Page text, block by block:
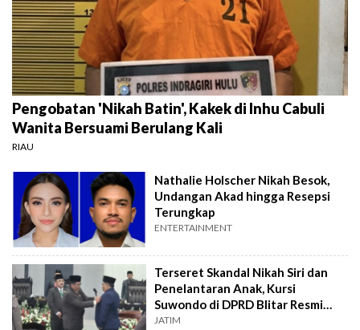
Pengobatan 'Nikah Batin', Kakek di Inhu Cabuli
Wanita Bersuami Berulang Kali
RIAU
Nathalie Holscher Nikah Besok,
Undangan Akad hingga Resepsi
Terungkap
ENTERTAINMENT
Terseret Skandal Nikah Siri dan
Penelantaran Anak, Kursi
Suwondo di DPRD Blitar Resmi
Dicopot
JATIM